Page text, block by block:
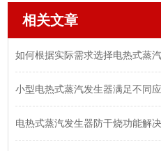
相关文章
如何根据实际需求选择电热式蒸
小型电热式蒸汽发生器满足不同
电热式蒸汽发生器防干烧功能解